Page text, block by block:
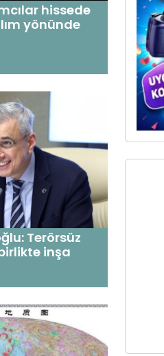
hissede
yönünde
Terörsüz
inşa